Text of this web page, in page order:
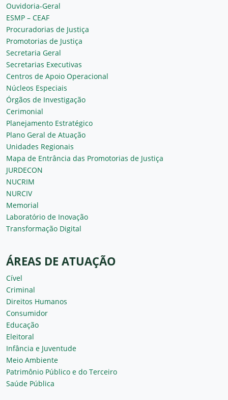
Ouvidoria-Geral
ESMP – CEAF
Procuradorias de Justiça
Promotorias de Justiça
Secretaria Geral
Secretarias Executivas
Centros de Apoio Operacional
Núcleos Especiais
Órgãos de Investigação
Cerimonial
Planejamento Estratégico
Plano Geral de Atuação
Unidades Regionais
Mapa de Entrância das Promotorias de Justiça
JURDECON
NUCRIM
NURCIV
Memorial
Laboratório de Inovação
Transformação Digital
ÁREAS DE ATUAÇÃO
Cível
Criminal
Direitos Humanos
Consumidor
Educação
Eleitoral
Infância e Juventude
Meio Ambiente
Patrimônio Público e do Terceiro
Saúde Pública